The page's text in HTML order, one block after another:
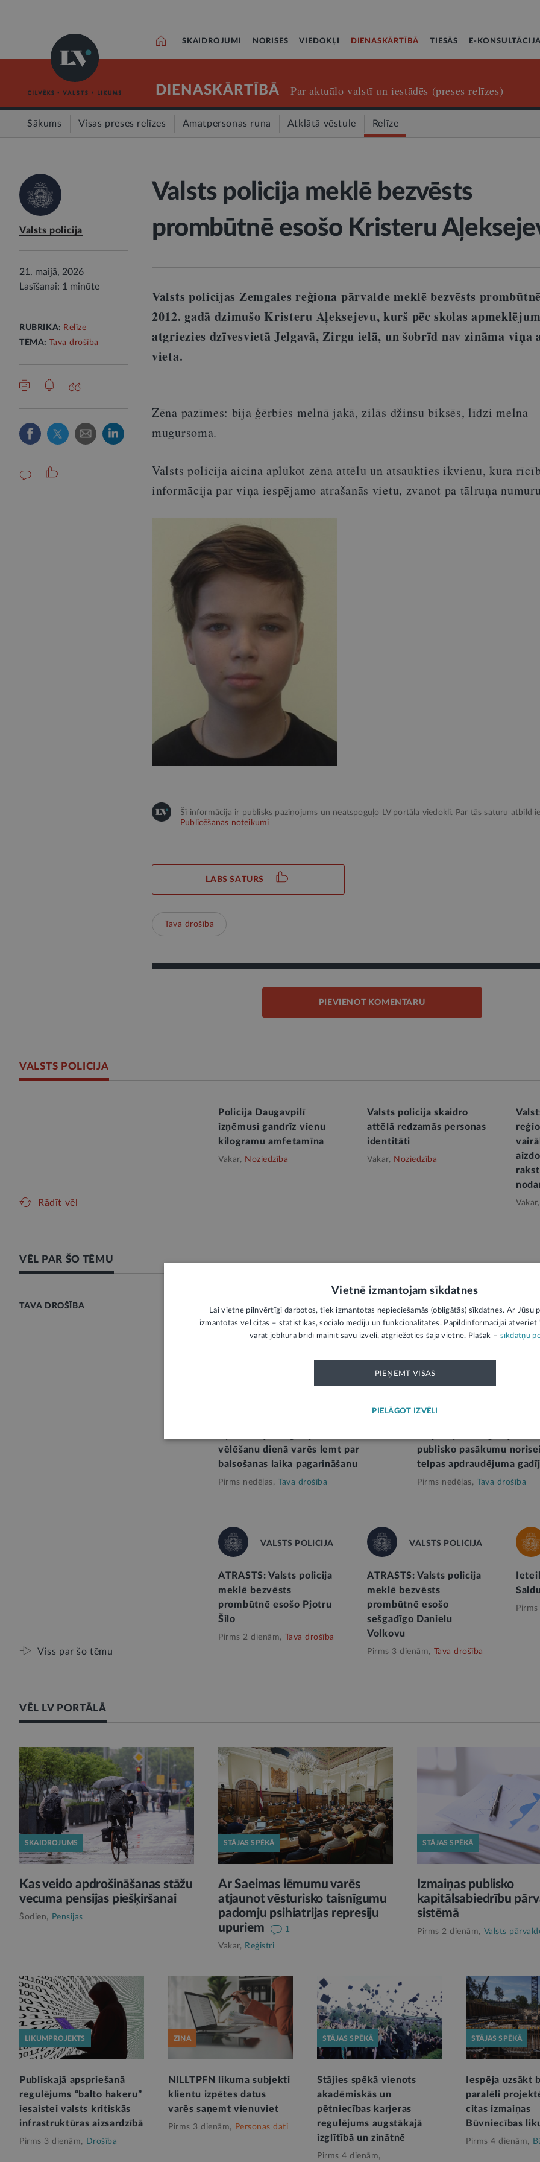
SKAIDROJUMI NORISES VIEDOKĻI DIENASKĀRTĪBĀ TIESĀS E-
DIENASKĀRTĪBĀ Par aktuālo valstī un iestādēs (preses relīzes)
Sākums Visas preses relīzes Amatpersonas runa Atklātā vēstule Relīze
Valsts policija
21. maijā, 2026
Lasīšanai: 1 minūte
RUBRIKA: Relīze
TĒMA:
Tava drošība
Valsts policija meklē bezvēsts
prombūtnē esošo Kristeru
Valsts policijas Zemgales reģiona pārvalde meklē bezvēsts
2012. gadā dzimušo Kristeru Aļeksejevu, kurš pēc skolas
atgriezies dzīvesvietā Jelgavā, Zirgu ielā, un šobrīd nav zināma viņa
vieta.
Zēna pazīmes: bija ģērbies melnā jakā, zilās džinsu biksēs, līdzi melna
mugursoma.
Valsts policija aicina aplūkot zēna attēlu un atsaukties ikvienu, kura
informācija par viņa iespējamo atrašanās vietu, zvanot pa tālruņa
Šī informācija ir publisks paziņojums un neatspoguļo LV portāla viedokli. Par tās saturu atbild
Publicēšanas noteikumi
LABS SATURS
Tava drošība
PIEVIENOT KOMENTĀRU
VALSTS POLICIJA
Policija Daugavpilī
izņēmusi gandrīz vienu
kilogramu amfetamīna
Vakar, Noziedzība
Valsts policija skaidro
attēlā redzamās personas
identitāti
Vakar, Noziedzība
Vakar,
Rādīt vēl
VĒL PAR ŠO TĒMU
TAVA DROŠĪBA
vēlēšanu dienā varēs lemt par
balsošanas laika pagarināšanu
Pirms nedēļas, Tava drošība
publisko pasākumu
telpas apdraudējuma
Pirms nedēļas, Tava drošība
VALSTS POLICIJA
ATRASTS: Valsts policija
meklē bezvēsts
prombūtnē esošo Pjotru
Šilo
Pirms 2 dienām, Tava drošība
VALSTS POLICIJA
ATRASTS: Valsts policija
meklē bezvēsts
prombūtnē esošo
sešgadīgo Danielu
Volkovu
Pirms 3 dienām, Tava drošība
Viss par šo tēmu
VĒL LV PORTĀLĀ
SKAIDROJUMS
Kas veido apdrošināšanas stāžu
vecuma pensijas piešķiršanai
Šodien, Pensijas
STĀJAS SPĒKĀ
Ar Saeimas lēmumu varēs
atjaunot vēsturisko taisnīgumu
padomju psihiatrijas represiju
upuriem
1
Vakar, Reģistri
STĀJAS SPĒKĀ
Izmaiņas publisko
kapitālsabiedrību
sistēmā
Pirms 2 dienām, Valsts
LIKUMPROJEKTS
Publiskajā apspriešanā
regulējums “balto hakeru”
iesaistei valsts kritiskās
infrastruktūras aizsardzībā
Pirms 3 dienām, Drošība
ZIŅA
NILLTPFN likuma subjekti
klientu izpētes datus
varēs saņemt vienuviet
Pirms 3 dienām, Personas dati
STĀJAS SPĒKĀ
Stājies spēkā vienots
akadēmiskās un
pētniecības karjeras
regulējums augstākajā
izglītībā un zinātnē
Pirms 4 dienām,
STĀJAS SPĒKĀ
Iespēja uzsākt
paralēli
citas izmaiņas
Būvniecības
Pirms 4 dienām,
Vietnē izmantojam sīkdatnes
Lai vietne pilnvērtīgi darbotos, tiek izmantotas nepieciešamās (obligātās) sīkdatnes. Ar Jūsu
izmantotas vēl citas – statistikas, sociālo mediju un funkcionalitātes. Papildinformācijai atveriet
varat jebkurā brīdī mainīt savu izvēli, atgriežoties šajā vietnē. Plašāk – sīkdatņu
PIEŅEMT VISAS
PIELĀGOT IZVĒLI